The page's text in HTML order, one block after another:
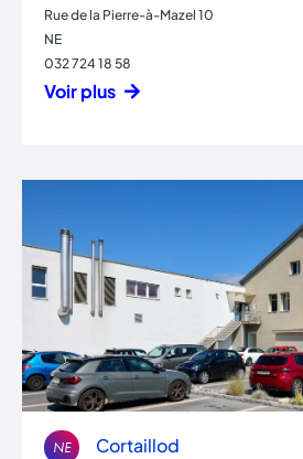
Rue de la Pierre-à-Mazel 10
NE
032 724 18 58
Voir plus
NE Cortaillod